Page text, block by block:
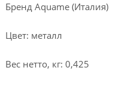
Бренд Aquame (Италия)
Цвет: металл
Вес нетто, кг: 0,425